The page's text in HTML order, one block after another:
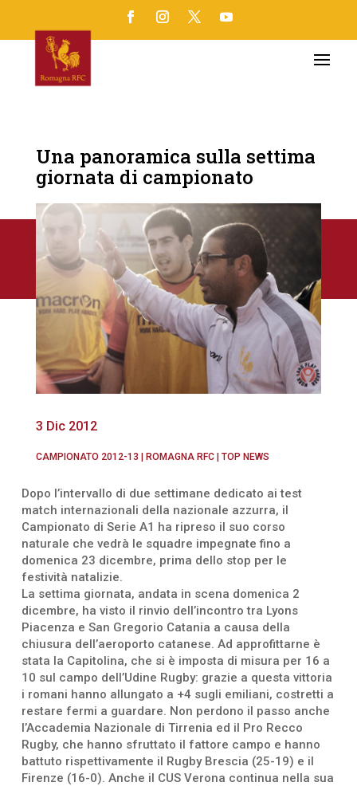
Una panoramica sulla settima
giornata di campionato
3 Dic 2012
CAMPIONATO 2012-13 | ROMAGNA RFC| TOP NEWS
Dopo l’intervallo di due settimane dedicato ai test
match internazionali della nazionale azzurra, il
Campionato di Serie A1 ha ripreso il suo corso
naturale che vedrà le squadre impegnate fino a
domenica 23 dicembre, prima dello stop per le
festività natalizie.
La settima giornata, andata in scena domenica 2
dicembre, ha visto il rinvio dell’incontro tra Lyons
Piacenza e San Gregorio Catania a causa della
chiusura dell’aeroporto catanese. Ad approfittarne è
stata la Capitolina, che si è imposta di misura per 16 a
10 sul campo dell’Udine Rugby: grazie a questa vittoria
i romani hanno allungato a +4 sugli emiliani, costretti a
restare fermi a guardare. Non perdono il passo anche
l’Accademia Nazionale di Tirrenia ed il Pro Recco
Rugby, che hanno sfruttato il fattore campo e hanno
battuto rispettivamente il Rugby Brescia (25-19) e il
Firenze (16-0). Anche il CUS Verona continua nella sua